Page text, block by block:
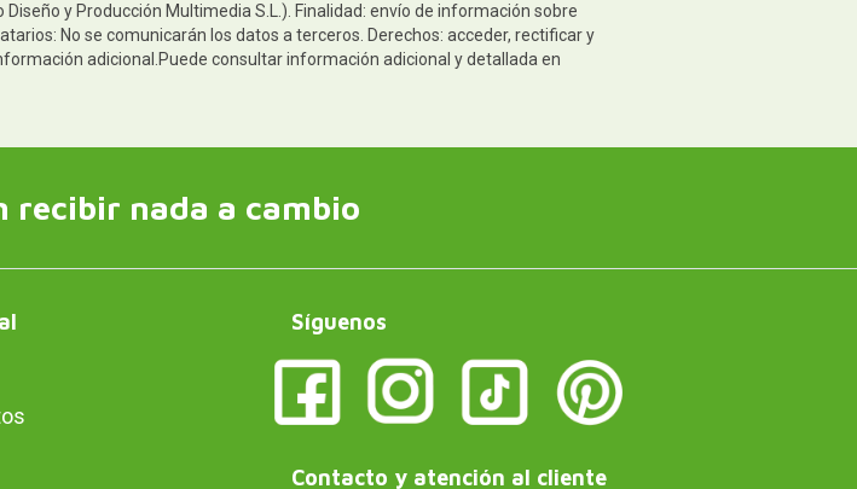
y Producción Multimedia S.L.). Finalidad: envío de información sobre
No se comunicarán los datos a terceros. Derechos: acceder, rectificar y
adicional.Puede consultar información adicional y detallada en
recibir nada a cambio
Síguenos
Contacto y atención al cliente